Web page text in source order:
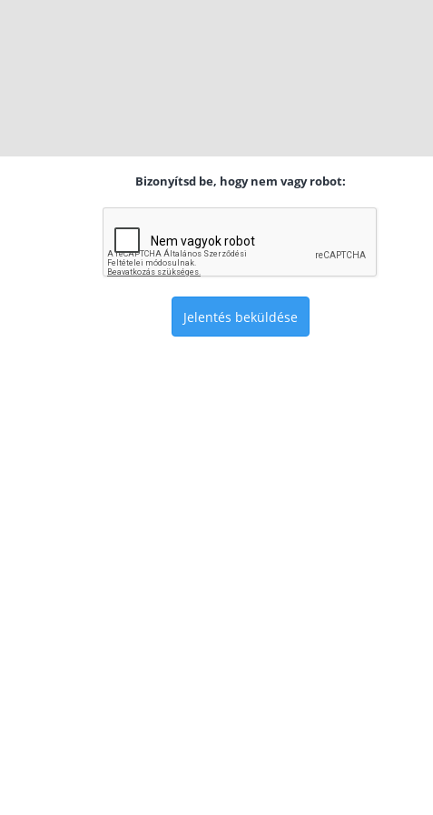
Bizonyítsd be, hogy nem vagy robot:
Jelentés beküldése